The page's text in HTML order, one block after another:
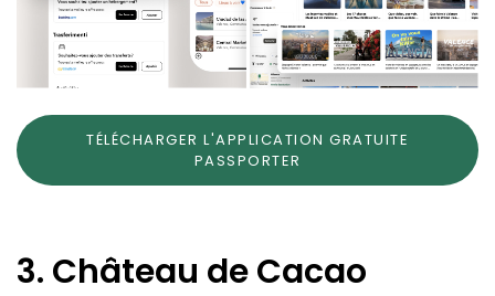
TÉLÉCHARGER L'APPLICATION GRATUITE
PASSPORTER
3. Château de Cacao